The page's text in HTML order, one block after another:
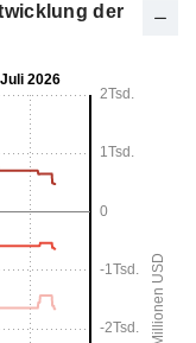
der